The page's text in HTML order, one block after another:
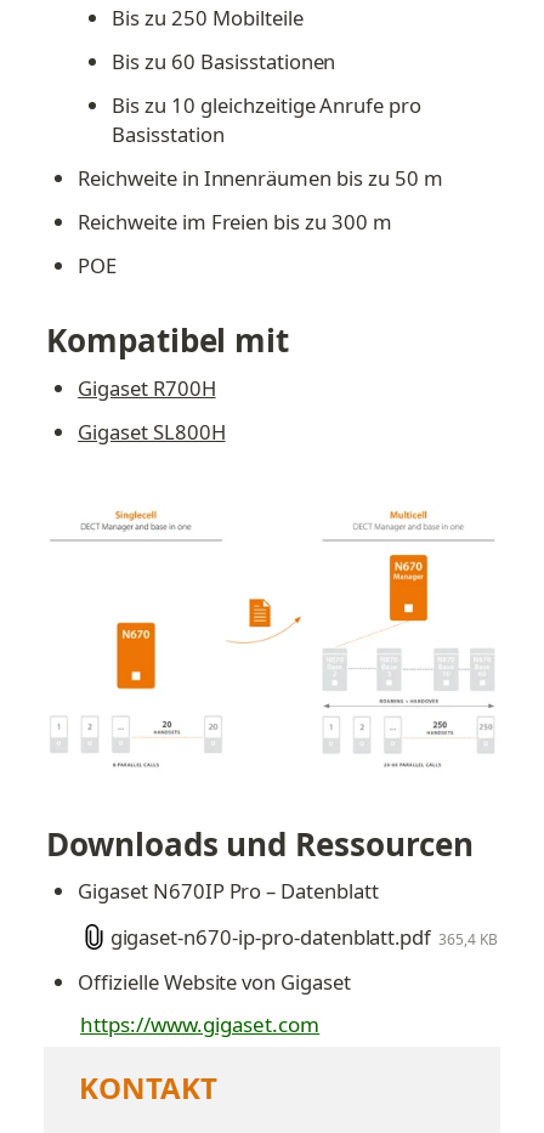
Bis zu 250 Mobilteile
Bis zu 60 Basisstationen
Bis zu 10 gleichzeitige Anrufe pro
Basisstation
Reichweite in Innenräumen bis zu 50 m
Reichweite im Freien bis zu 300 m
POE
Kompatibel mit
Gigaset R700H
Gigaset SL800H
Downloads und Ressourcen
Gigaset N670IP Pro – Datenblatt
gigaset-n670-ip-pro-datenblatt.pdf 365,4 KB
Offizielle Website von Gigaset
https://www.gigaset.com
KONTAKT